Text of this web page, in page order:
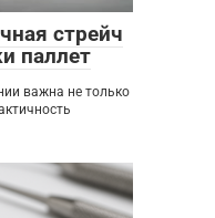
стрейч
паллет
важна не только